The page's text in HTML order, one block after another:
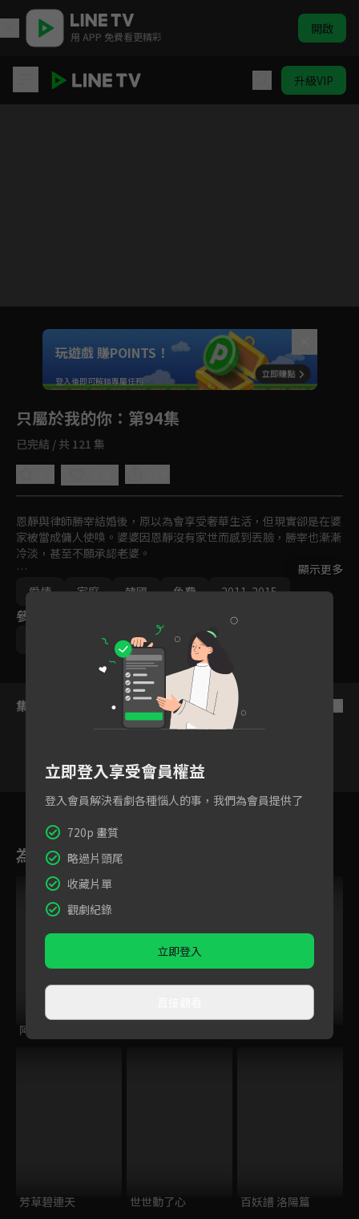
用 APP 免費看更精彩 開啟
升級VIP
Unmute
如有不便請見諒
玩遊戲 賺POINTS！
登入後即可解鎖專屬任務
只屬於我的你 ：第94集
已完結 / 共 121 集
恩靜與律師勝宰結婚後，原以為會享受奢華生活，但現實卻是在婆
家被當成傭人使喚。婆婆因恩靜沒有家世而感到丟臉，勝宰也漸漸
冷淡，甚至不願承認老婆。
恩靜發現勝宰根本沒有辦理結婚登記，還發現老公與 BJ 集團繼承
昔日男友俊夏重新進入她的生活，默默支持她，希望能給她真正的
顯示更多
愛情
家庭 韓國 免費 2011-2015
參與演員
鄭盛煥 宋在喜 韓多敏
集數列表
92 93 94 95 96
為您推薦
阿芬的幸福修練
芳草碧連天 世世動了心 百妖譜 洛陽篇
立即登入享受會員權益
登入會員解決看劇各種惱人的事，我們為會員提供了
720p 畫質
略過片頭尾
收藏片單
觀劇紀錄
立即登入